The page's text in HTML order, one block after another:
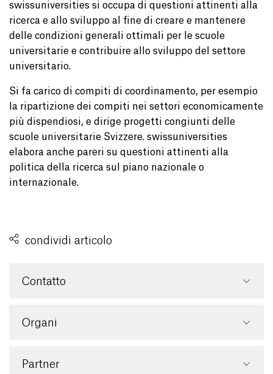
swissuniversities si occupa di questioni attinenti alla
ricerca e allo sviluppo al fine di creare e mantenere
delle condizioni generali ottimali per le scuole
universitarie e contribuire allo sviluppo del settore
universitario.
Si fa carico di compiti di coordinamento, per esempio
la ripartizione dei compiti nei settori economicamente
più dispendiosi, e dirige progetti congiunti delle
scuole universitarie Svizzere. swissuniversities
elabora anche pareri su questioni attinenti alla
politica della ricerca sul piano nazionale o
internazionale.
condividi articolo
Contatto
Organi
Partner